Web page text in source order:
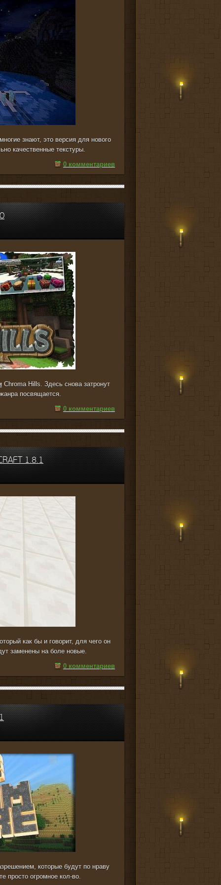
знают, это версия для нового
качественные текстуры.
0 комментариев
Chroma Hills. Здесь снова затронут
посвящается.
0 комментариев
1.8.1
как бы и говорит, для чего он
заменены на боле новые.
0 комментариев
которые будут по нраву
просто огромное кол-во.